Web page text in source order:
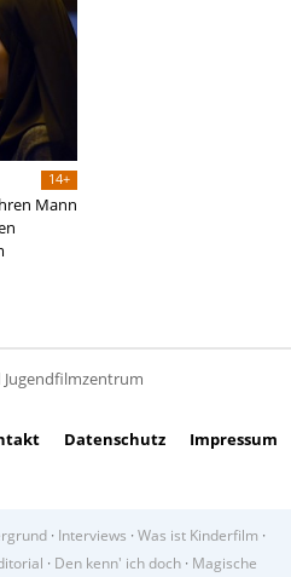
14+
Mann
Jugendfilmzentrum
Datenschutz Impressum
· Interviews · Was ist Kinderfilm ·
· Den kenn' ich doch· Magische